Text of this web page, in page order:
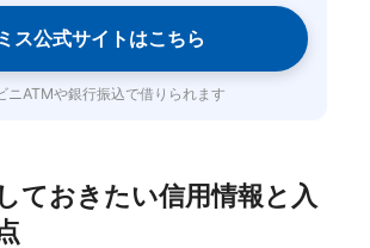
ス公式サイトはこちら
ニATMや銀行振込で借りられます
ておきたい信用情報と入